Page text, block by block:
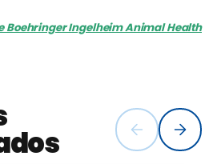
Boehringer Ingelheim Animal Health